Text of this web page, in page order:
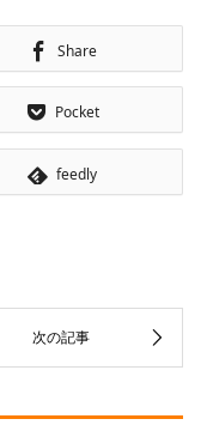
Share
Pocket
feedly